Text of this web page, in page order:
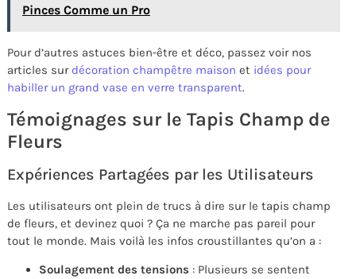
Pinces Comme un Pro
Pour d’autres astuces bien-être et déco, passez voir nos
articles sur décoration champêtre maison et idées pour
habiller un grand vase en verre transparent.
Témoignages sur le Tapis Champ de
Fleurs
Expériences Partagées par les Utilisateurs
Les utilisateurs ont plein de trucs à dire sur le tapis champ
de fleurs, et devinez quoi ? Ça ne marche pas pareil pour
tout le monde. Mais voilà les infos croustillantes qu’on a :
Soulagement des tensions : Plusieurs se sentent